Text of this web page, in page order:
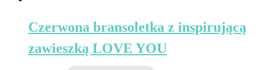
Czerwona bransoletka z inspirującą
zawieszką LOVE YOU